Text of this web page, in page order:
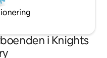
i Knights